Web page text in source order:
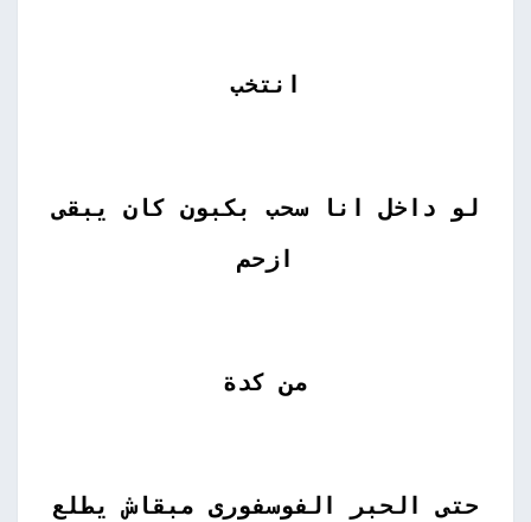
انتخب
لو داخل انا سحب بكبون كان يبقى
ازحم
من كدة
حتى الحبر الفوسفورى مبقاش يطلع